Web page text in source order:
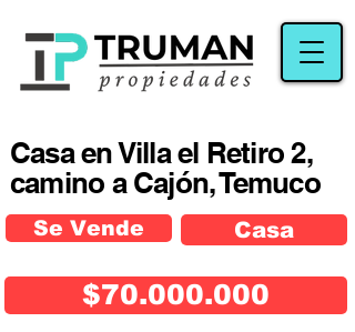
Casa en Villa el Retiro 2,
camino a Cajón, Temuco
Se Vende Casa
$70.000.000